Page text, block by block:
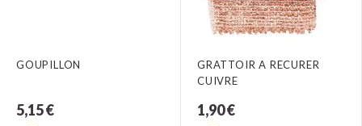
GOUPILLON
5,15 €
GRATTOIR A RECURER
CUIVRE
1,90 €